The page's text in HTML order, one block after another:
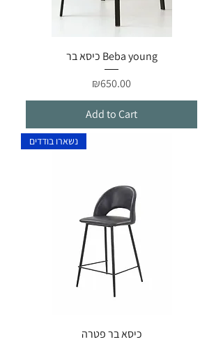
כיסא בר Beba young
Price
₪650.00
Add to Cart
נשארו בודדים
כיסא בר פטרה